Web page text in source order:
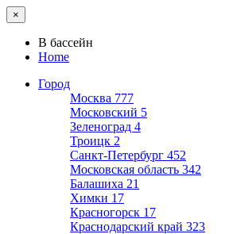
×
В бассейн
Home
Город
Москва 777
Московский 5
Зеленоград 4
Троицк 2
Санкт-Петербург 452
Московская область 342
Балашиха 21
Химки 17
Красногорск 17
Краснодарский край 323